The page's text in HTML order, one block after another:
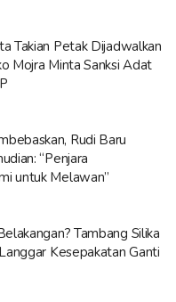
Takian Petak Dijadwalkan
Mojra Minta Sanksi Adat
Rudi Baru
“Penjara
untuk Melawan”
Tambang Silika
Kesepakatan Ganti